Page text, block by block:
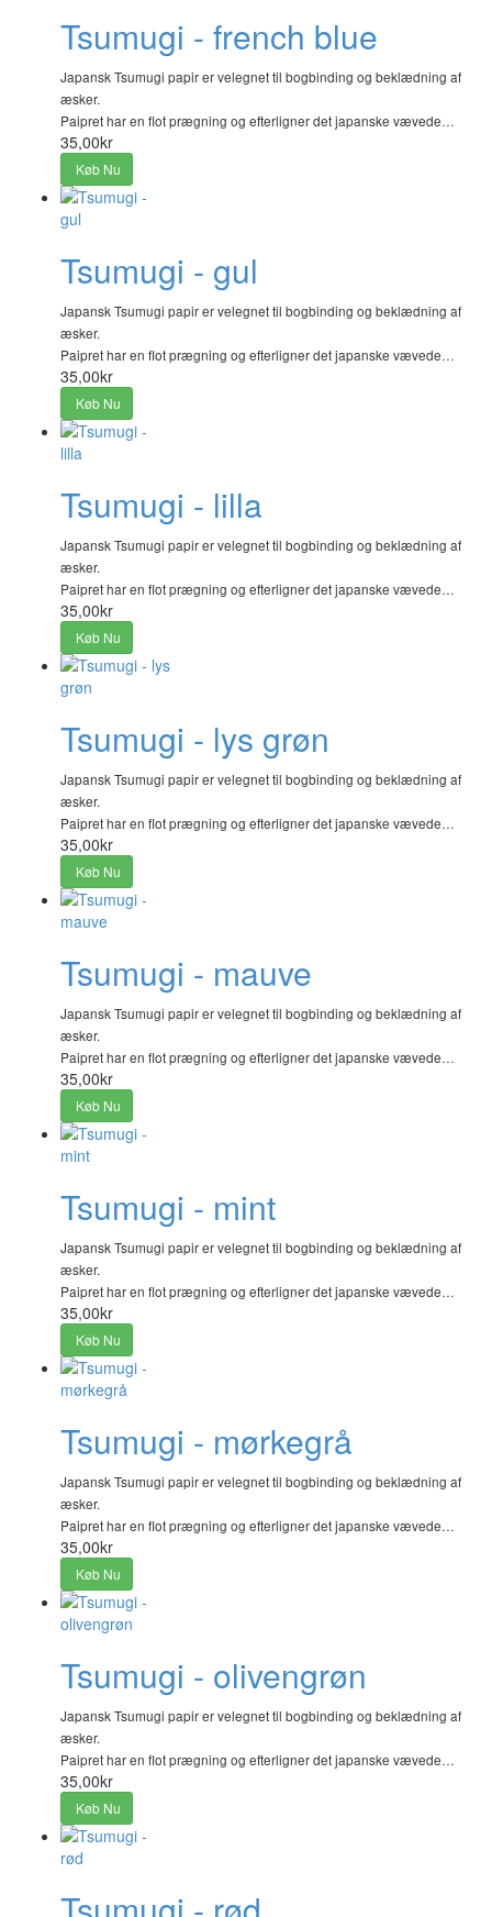
Tsumugi - french blue
Japansk Tsumugi papir er velegnet til bogbinding og beklædning af
æsker.
Paipret har en flot prægning og efterligner det japanske vævede…
35,00kr
Køb Nu
Tsumugi - gul
Japansk Tsumugi papir er velegnet til bogbinding og beklædning af
æsker.
Paipret har en flot prægning og efterligner det japanske vævede…
35,00kr
Køb Nu
Tsumugi - lilla
Japansk Tsumugi papir er velegnet til bogbinding og beklædning af
æsker.
Paipret har en flot prægning og efterligner det japanske vævede…
35,00kr
Køb Nu
Tsumugi - lys grøn
Japansk Tsumugi papir er velegnet til bogbinding og beklædning af
æsker.
Paipret har en flot prægning og efterligner det japanske vævede…
35,00kr
Køb Nu
Tsumugi - mauve
Japansk Tsumugi papir er velegnet til bogbinding og beklædning af
æsker.
Paipret har en flot prægning og efterligner det japanske vævede…
35,00kr
Køb Nu
Tsumugi - mint
Japansk Tsumugi papir er velegnet til bogbinding og beklædning af
æsker.
Paipret har en flot prægning og efterligner det japanske vævede…
35,00kr
Køb Nu
Tsumugi - mørkegrå
Japansk Tsumugi papir er velegnet til bogbinding og beklædning af
æsker.
Paipret har en flot prægning og efterligner det japanske vævede…
35,00kr
Køb Nu
Tsumugi - olivengrøn
Japansk Tsumugi papir er velegnet til bogbinding og beklædning af
æsker.
Paipret har en flot prægning og efterligner det japanske vævede…
35,00kr
Køb Nu